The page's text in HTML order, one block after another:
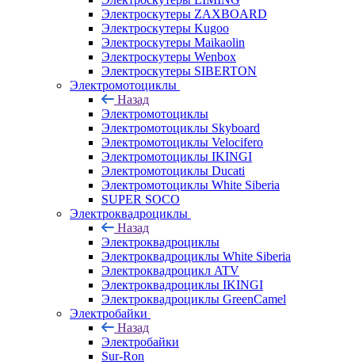
Электроскутеры ZAXBOARD
Электроскутеры Kugoo
Электроскутеры Maikaolin
Электроскутеры Wenbox
Электроскутеры SIBERTON
Электромотоциклы
Назад
Электромотоциклы
Электромотоциклы Skyboard
Электромотоциклы Velocifero
Электромотоциклы IKINGI
Электромотоциклы Ducati
Электромотоциклы White Siberia
SUPER SOCO
Электроквадроциклы
Назад
Электроквадроциклы
Электроквадроциклы White Siberia
Электроквадроцикл ATV
Электроквадроциклы IKINGI
Электроквадроциклы GreenCamel
Электробайки
Назад
Электробайки
Sur-Ron